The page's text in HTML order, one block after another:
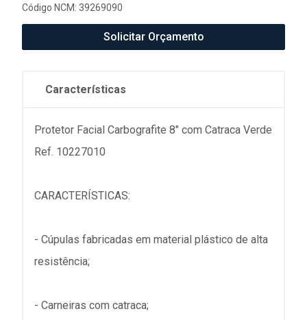
Código NCM: 39269090
Solicitar Orçamento
Características
Protetor Facial Carbografite 8" com Catraca Verde
Ref. 10227010
CARACTERÍSTICAS:
- Cúpulas fabricadas em material plástico de alta
resistência;
- Carneiras com catraca;